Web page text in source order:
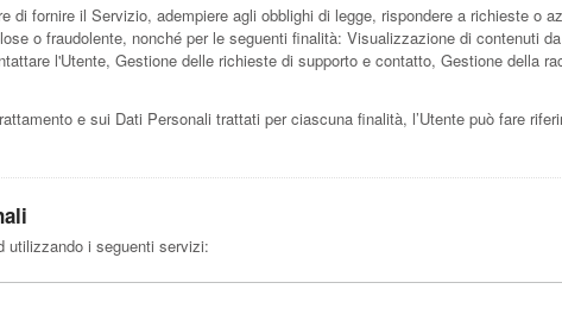
di fornire il Servizio, adempiere agli obblighi di legge, rispondere a richieste o
o fraudolente, nonché per le seguenti finalità: Visualizzazione di contenuti
l'Utente, Gestione delle richieste di supporto e contatto, Gestione della
e sui Dati Personali trattati per ciascuna finalità, l’Utente può fare
utilizzando i seguenti servizi: